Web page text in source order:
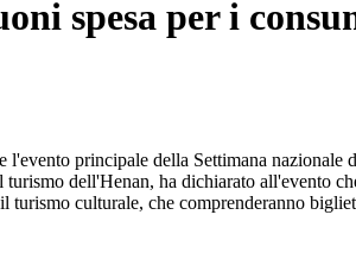
spesa per i
principale della Settimana nazionale
dell'Henan, ha dichiarato all'evento
culturale, che comprenderanno